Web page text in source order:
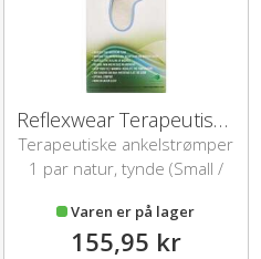
Reflexwear Terapeutisk Ankelstrømpe (S/Tynd/Natur)
Terapeutiske ankelstrømper
1 par natur, tynde (Small /
Varen er på lager
155,95 kr